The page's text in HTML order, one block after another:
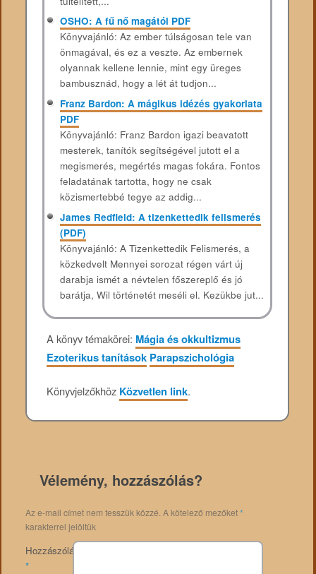
OSHO: A fű nő magától PDF
Könyvajánló: Az ember túlságosan tele van
önmagával, és ez a veszte. Az embernek
olyannak kellene lennie, mint egy üreges
bambusznád, hogy a lét át tudjon...
Franz Bardon: A mágikus idézés gyakorlata
PDF
Könyvajánló: Franz Bardon igazi beavatott
mesterek, tanítók segítségével jutott el a
megismerés, megértés magas fokára. Fontos
feladatának tartotta, hogy ne csak
közismertebbé tegye az addig...
James Redfield: A tizenkettedik felismerés
(PDF)
Könyvajánló: A Tizenkettedik Felismerés, a
közkedvelt Mennyei sorozat régen várt új
darabja ismét a névtelen főszereplő és jó
barátja, Wil történetét meséli el. Kezükbe jut...
A könyv témakörei: Mágia és okkultizmus
Ezoterikus tanítások Parapszichológia
Könyvjelzőkhöz Közvetlen link.
Vélemény, hozzászólás?
Az e-mail címet nem tesszük közzé.A kötelező mezőket*
karakterrel jelöltük
Hozzászólás
*